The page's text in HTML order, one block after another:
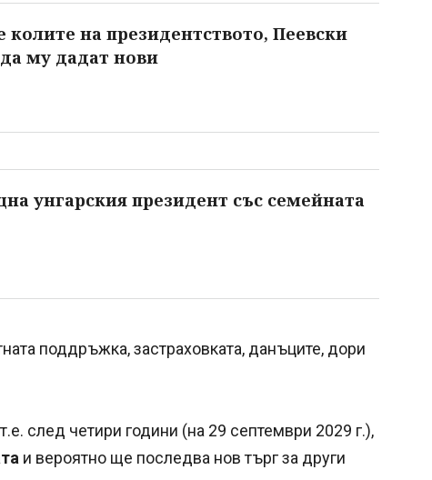
колите на президентството, Пеевски
му дадат нови
унгарския президент със семейната
поддръжка, застраховката, данъците, дори
след четири години (на 29 септември 2029 г.),
и вероятно ще последва нов търг за други